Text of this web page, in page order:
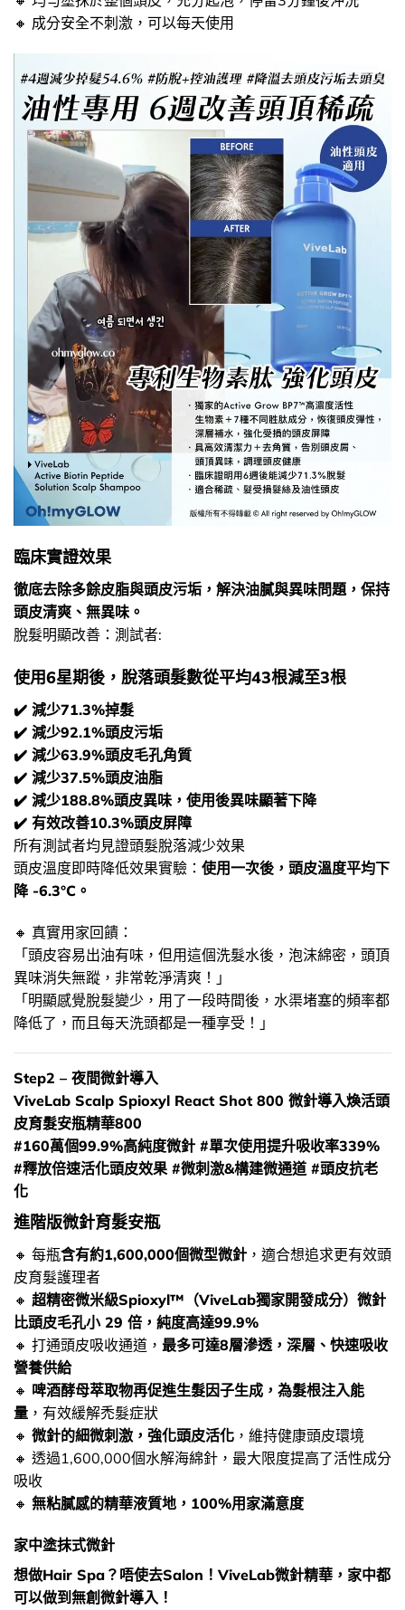
🔸​ 成分安全不刺激，可以每天使用
臨床實證效果
徹底去除多餘皮脂與頭皮污垢，解決油膩與異味問題，保持
頭皮清爽、無異味。
脫髮明顯改善：測試者:
使用6星期後，脫落頭髮數從平均43根減至3根
✔️ 減少71.3%掉髮
✔️ 減少92.1%頭皮污垢
✔️ 減少63.9%頭皮毛孔角質
✔️ 減少37.5%頭皮油脂
✔️ 減少188.8%頭皮異味，使用後異味顯著下降
✔️ 有效改善10.3%頭皮屏障
所有測試者均見證頭髮脫落減少效果
頭皮溫度即時降低效果實驗： 使用一次後，頭皮溫度平均下
降 -6.3°C。
🔸​ 真實用家回饋：
「頭皮容易出油有味，但用這個洗髮水後，泡沫綿密，頭頂
異味消失無蹤，非常乾淨清爽！」
「明顯感覺脫髮變少，用了一段時間後，水渠堵塞的頻率都
降低了，而且每天洗頭都是一種享受！」
Step2 – 夜間微針導入
ViveLab Scalp Spioxyl React Shot 800 微針導入煥活頭
皮育髮安瓶精華800
#160萬個99.9%高純度微針 #單次使用提升吸收率339%
#釋放倍速活化頭皮效果 #微刺激&構建微通道 #頭皮抗老
化
進階版微針育髮安瓶
🔸 每瓶含有約1,600,000個微型微針 ，適合想追求更有效頭
皮育髮護理者
🔸 超精密微米級Spioxyl™（ViveLab獨家開發成分）微針
比頭皮毛孔小 29 倍，純度高達99.9%
🔸 打通頭皮吸收通道， 最多可達8層滲透，深層、快速吸收
營養供給
🔸 啤酒酵母萃取物再促進生髮因子生成，為髮根注入能
量 ，有效緩解禿髮症狀
🔸 微針的細微刺激，強化頭皮活化 ，維持健康頭皮環境
🔸 透過1,600,000個水解海綿針，最大限度提高了活性成分
吸收
🔸 無粘膩感的精華液質地，100%用家滿意度
家中塗抹式微針
想做Hair Spa？唔使去Salon！ViveLab微針精華，家中都
可以做到無創微針導入！